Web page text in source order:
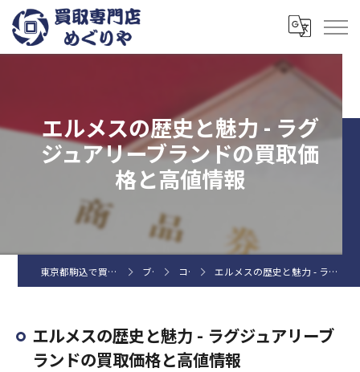
エルメスの歴史と魅力 - ラグ
ジュアリーブランドの買取価
格と高値情報
東京都駒込で買取なら買取専門店めぐりや ブログ コラム エルメスの歴史と魅力 - ラグジュアリーブランドの買取価格と高値情報
エルメスの歴史と魅力 - ラグジュアリーブ
ランドの買取価格と高値情報